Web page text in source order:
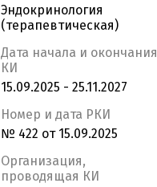
Эндокринология
(терапевтическая)
Дата начала и окончания
КИ
15.09.2025 - 25.11.2027
Номер и дата РКИ
№ 422 от 15.09.2025
Организация,
проводящая КИ